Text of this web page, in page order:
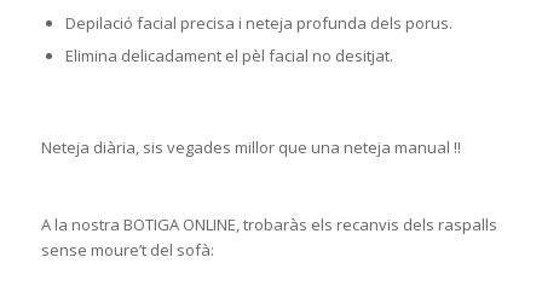
Depilació facial precisa i neteja profunda dels porus.
Elimina delicadament el pèl facial no desitjat.
Neteja diària, sis vegades millor que una neteja manual !!
A la nostra BOTIGA ONLINE, trobaràs els recanvis dels raspalls
sense moure’t del sofà: